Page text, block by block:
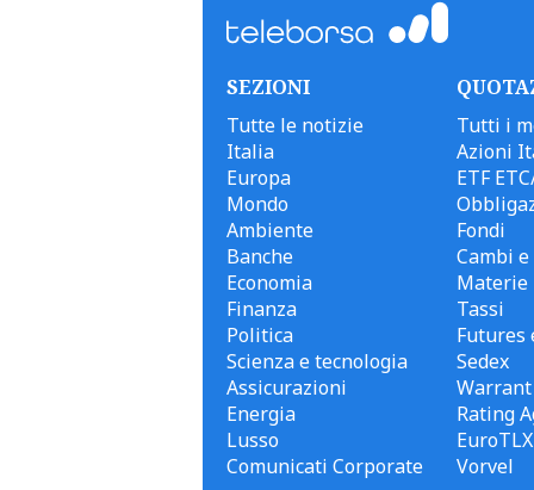
SEZIONI
Tutte le notizie
Italia
Europa
Mondo
Ambiente
Banche
Economia
Finanza
Politica
Scienza e tecnologia
Assicurazioni
Energia
Lusso
Comunicati Corporate
Tutti i
Azioni
ETF
Fondi
Cambi
Materie
Tassi
Futures
Sedex
Warrant
Rating
EuroTLX
Vorvel